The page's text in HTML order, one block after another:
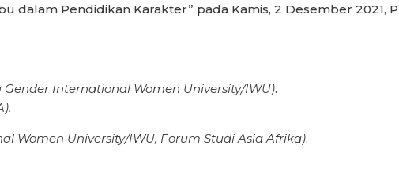
dalam Pendidikan Karakter” pada Kamis, 2 Desember 2021,
Gender International Women University/IWU).
Women University/IWU, Forum Studi Asia Afrika).